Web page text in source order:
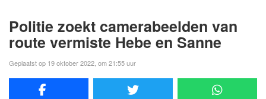
Politie zoekt camerabeelden van
route vermiste Hebe en Sanne
Geplaatst op 19 oktober 2022, om 21:55 uur